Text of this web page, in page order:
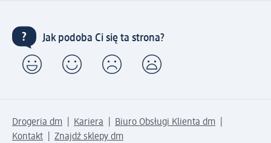
Jak podoba Ci się ta strona?
Drogeria dm Kariera
Biuro Obsługi Klienta dm
Kontakt
Znajdź sklepy dm